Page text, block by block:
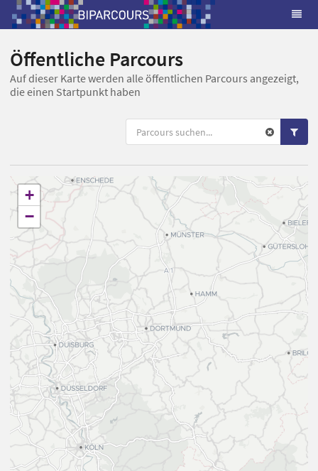
Öffentliche Parcours
Auf dieser Karte werden alle öffentlichen Parcours angezeigt,
die einen Startpunkt haben
+
−